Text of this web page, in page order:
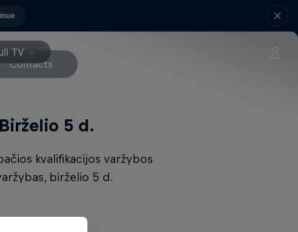
TV
Contacts
5 d.
kvalifikacijos varžybos
birželio 5 d.